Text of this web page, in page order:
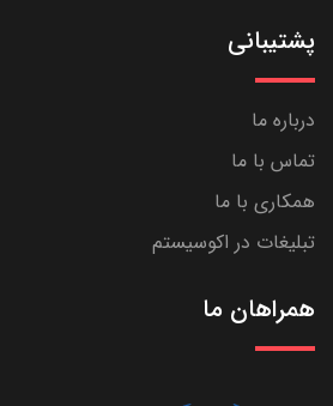
پشتیبانی
درباره ما
تماس با ما
همکاری با ما
تبلیغات در اکوسیستم
همراهان ما